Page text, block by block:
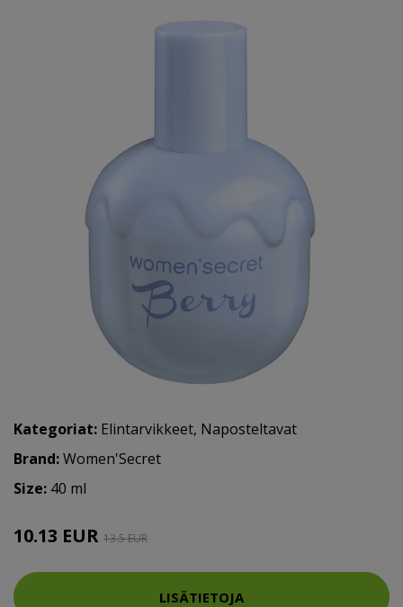
Kategoriat: Elintarvikkeet, Naposteltavat
Brand:Women'Secret
Size: 40 ml
10.13 EUR 13.5 EUR
LISÄTIETOJA